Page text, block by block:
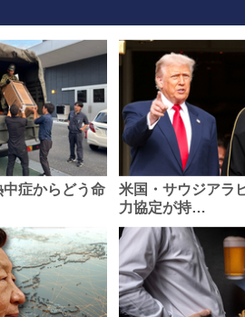
中症からどう命
米国・サウジアラ
力協定が持…